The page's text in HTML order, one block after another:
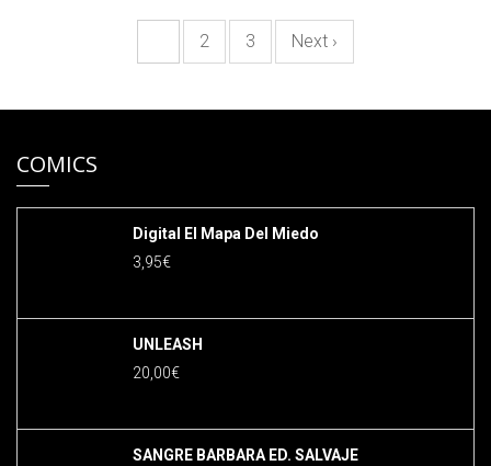
2 3 Next ›
COMICS
Digital El Mapa Del Miedo
3,95€
UNLEASH
20,00€
SANGRE BARBARA ED. SALVAJE